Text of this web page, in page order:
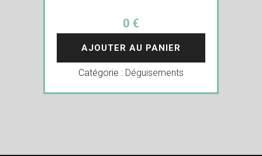
0 €
AJOUTER AU PANIER
Catégorie : Déguisements